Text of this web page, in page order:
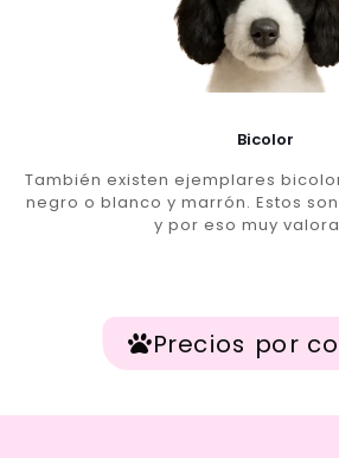
Bicolor
También existen ejemplares
negro o blanco y marrón. Estos
y por eso muy
Precios por